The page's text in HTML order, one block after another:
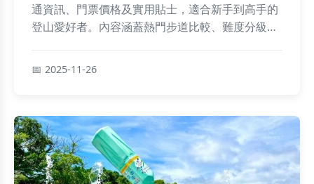
通資訊、門票價格及實用貼士，適合新手到高手的
登山愛好者。內容涵蓋熱門步道比較、難度分級、
2025-11-26